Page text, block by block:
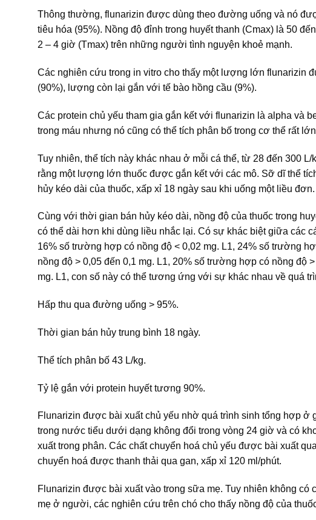
Thông thường, flunarizin được dùng theo đường uống và nó
tiêu hóa (95%). Nồng độ đỉnh trong huyết thanh (Cmax) là 50
2 – 4 giờ (Tmax) trên những người tình nguyện khoẻ mạnh.
Các nghiên cứu trong in vitro cho thấy một lượng lớn flunarizin
(90%), lượng còn lại gắn với tế bào hồng cầu (9%).
Các protein chủ yếu tham gia gắn kết với flunarizin là alpha và
trong máu nhưng nó cũng có thể tích phân bố trong cơ thể rất
Tuy nhiên, thể tích này khác nhau ở mỗi cá thể, từ 28 đến 300
rằng một lượng lớn thuốc được gắn kết với các mô. Sỡ dĩ thể
hủy kéo dài của thuốc, xấp xỉ 18 ngày sau khi uống một liều đơn.
Cùng với thời gian bán hủy kéo dài, nồng độ của thuốc trong
có thể dài hơn khi dùng liều nhắc lại. Có sự khác biệt giữa các
16% số trường hợp có nồng độ < 0,02 mg. L1, 24% số trường
nồng độ > 0,05 đến 0,1 mg. L1, 20% số trường hợp có nồng độ
mg. L1, con số này có thể tương ứng với sự khác nhau về quá
Hấp thu qua đường uống > 95%.
Thời gian bán hủy trung bình 18 ngày.
Thể tích phân bố 43 L/kg.
Tỷ lệ gắn với protein huyết tương 90%.
Flunarizin được bài xuất chủ yếu nhờ quá trình sinh tổng hợp
trong nước tiểu dưới dạng không đổi trong vòng 24 giờ và có
xuất trong phân. Các chất chuyển hoá chủ yếu được bài xuất
chuyển hoá được thanh thải qua gan, xấp xỉ 120 ml/phút.
Flunarizin được bài xuất vào trong sữa mẹ. Tuy nhiên không
mẹ ở người, các nghiên cứu trên chó cho thấy nồng độ của